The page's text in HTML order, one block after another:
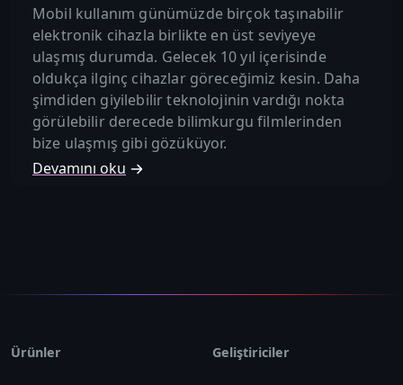
Mobil kullanım günümüzde birçok taşınabilir
elektronik cihazla birlikte en üst seviyeye
ulaşmış durumda. Gelecek 10 yıl içerisinde
oldukça ilginç cihazlar göreceğimiz kesin. Daha
şimdiden giyilebilir teknolojinin vardığı nokta
görülebilir derecede bilimkurgu filmlerinden
bize ulaşmış gibi gözüküyor.
Devamını oku
Ürünler Geliştiriciler